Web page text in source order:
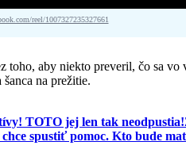
reel/1007327235327661
aby niekto preveril, čo sa
na prežitie.
TOTO jej len tak neodpustia!
spustiť pomoc. Kto bude